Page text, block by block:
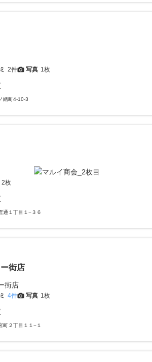
2件 写真 1枚
緒町4-10-3
2枚
通１丁目１−３６
街店
4件 写真 1枚
町２丁目１１−１